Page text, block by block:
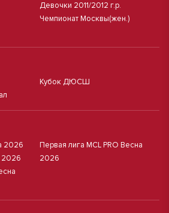
Девочки 2011/2012 г.р.
Чемпионат Москвы(жен.)
Кубок ДЮСШ
2026
2026
Первая лига MCL PRO Весна
2026